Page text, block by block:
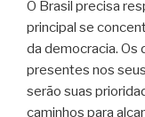
O Brasil precisa
principal se
da democracia.
presentes nos
serão suas
caminhos para